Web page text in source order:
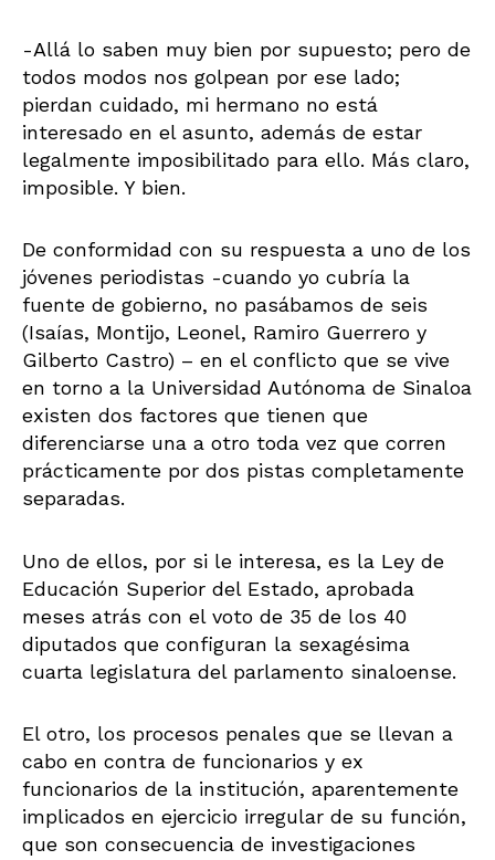
-Allá lo saben muy bien por supuesto; pero de
todos modos nos golpean por ese lado;
pierdan cuidado, mi hermano no está
interesado en el asunto, además de estar
legalmente imposibilitado para ello. Más claro,
imposible. Y bien.
De conformidad con su respuesta a uno de los
jóvenes periodistas -cuando yo cubría la
fuente de gobierno, no pasábamos de seis
(Isaías, Montijo, Leonel, Ramiro Guerrero y
Gilberto Castro) – en el conflicto que se vive
en torno a la Universidad Autónoma de Sinaloa
existen dos factores que tienen que
diferenciarse una a otro toda vez que corren
prácticamente por dos pistas completamente
separadas.
Uno de ellos, por si le interesa, es la Ley de
Educación Superior del Estado, aprobada
meses atrás con el voto de 35 de los 40
diputados que configuran la sexagésima
cuarta legislatura del parlamento sinaloense.
El otro, los procesos penales que se llevan a
cabo en contra de funcionarios y ex
funcionarios de la institución, aparentemente
implicados en ejercicio irregular de su función,
que son consecuencia de investigaciones